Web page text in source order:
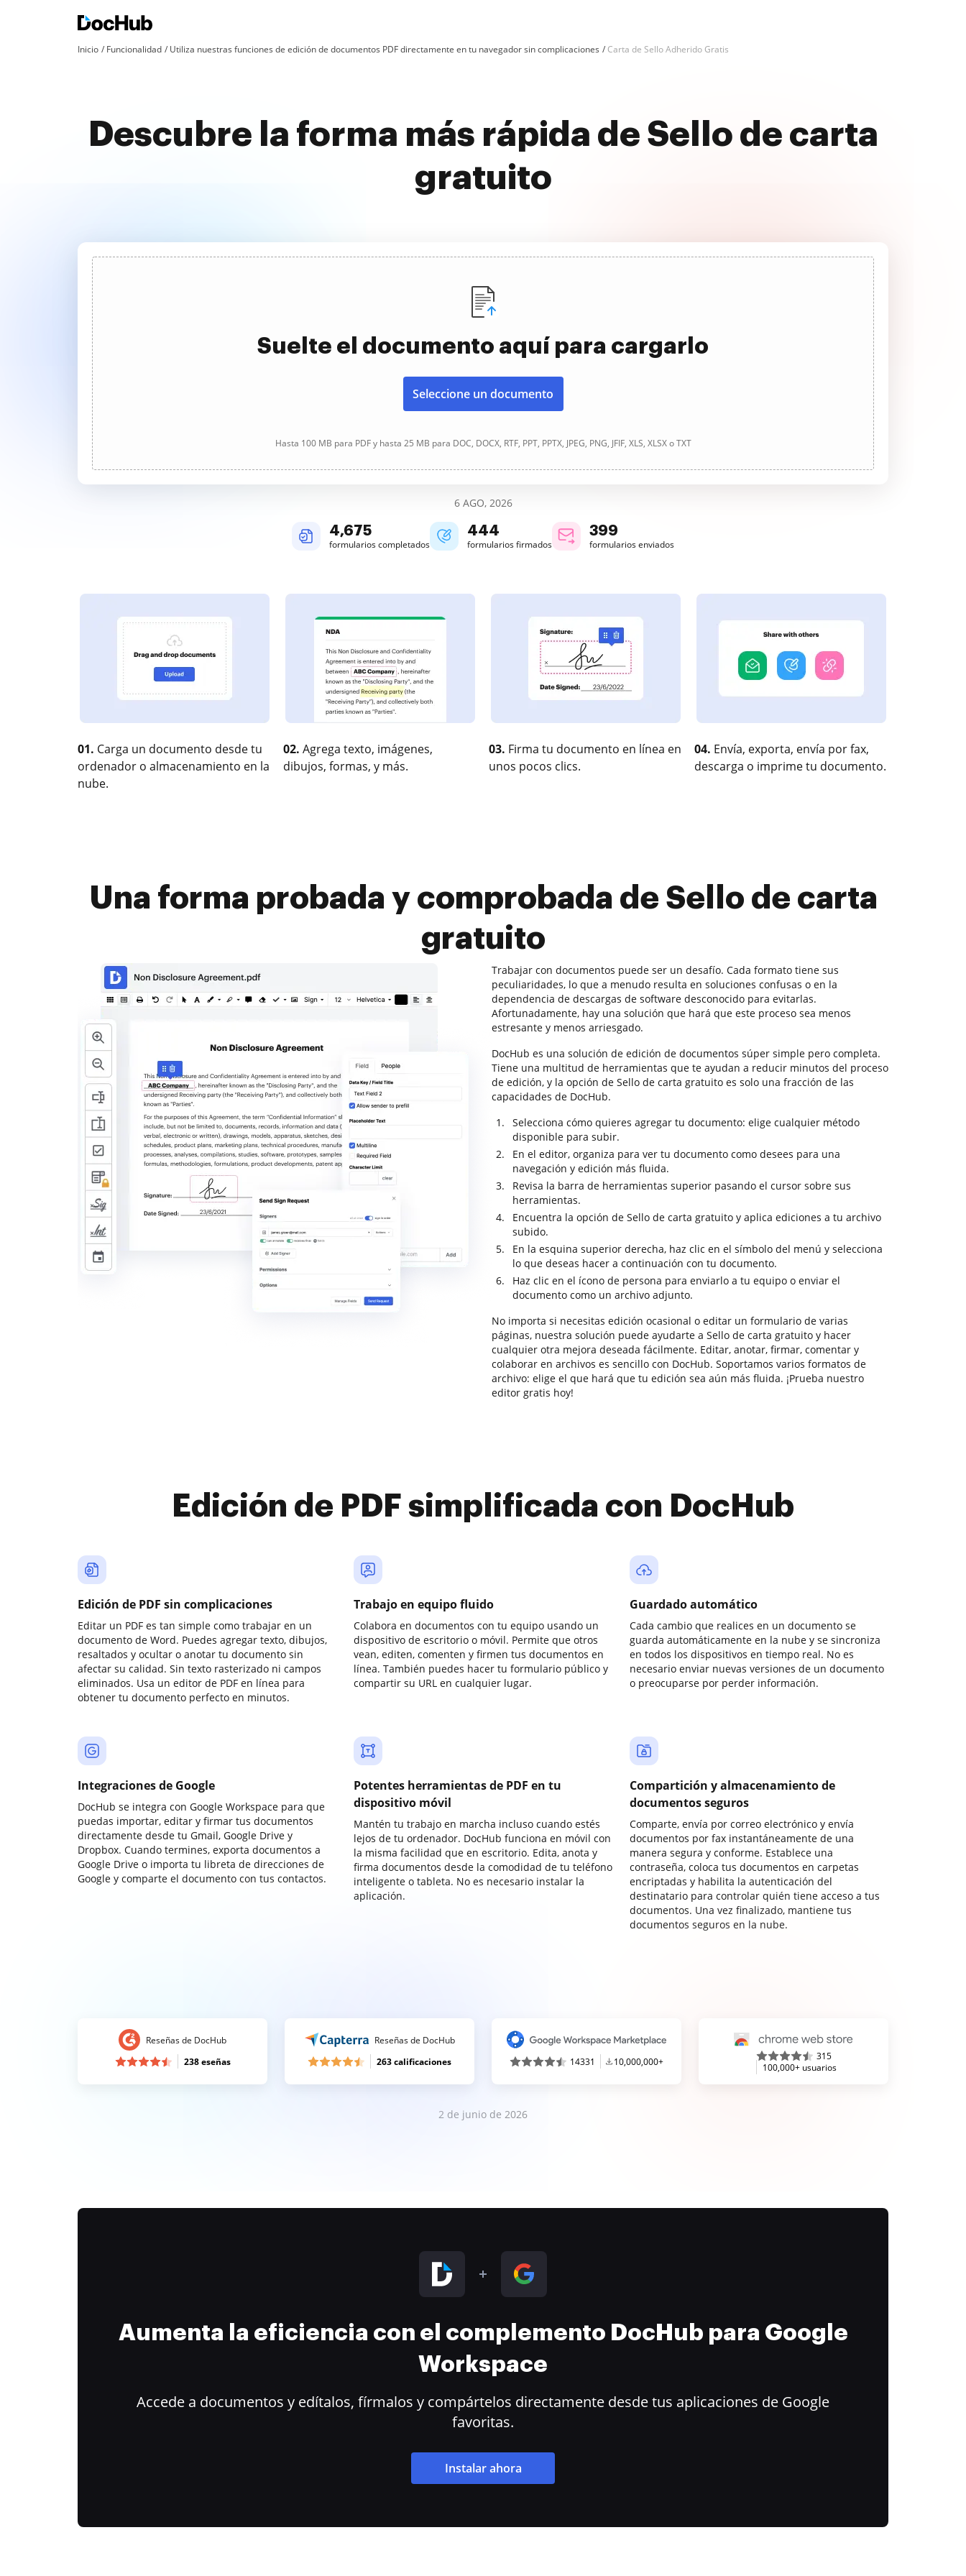
Inicio Funcionalidad Utiliza nuestras funciones de edición de documentos PDF directamente en tu navegador sin complicaciones Carta de Sello Adherido Gratis
Descubre la forma más rápida de Sello de carta
gratuito
Suelte el documento aquí para cargarlo
Seleccione un documento
Hasta 100 MB para PDF y hasta 25 MB para DOC, DOCX, RTF, PPT, PPTX, JPEG, PNG, JFIF, XLS, XLSX o TXT
6 AGO, 2026
4,676
formularios completados
444
formularios firmados
399
formularios enviados
01. Carga un documento desde tu
ordenador o almacenamiento en la
nube.
02. Agrega texto, imágenes,
dibujos, formas, y más.
03. Firma tu documento en línea en
unos pocos clics.
04. Envía, exporta, envía por fax,
descarga o imprime tu documento.
Una forma probada y comprobada de Sello de carta
gratuito
Trabajar con documentos puede ser un desafío. Cada formato tiene sus
peculiaridades, lo que a menudo resulta en soluciones confusas o en la
dependencia de descargas de software desconocido para evitarlas.
Afortunadamente, hay una solución que hará que este proceso sea menos
estresante y menos arriesgado.
DocHub es una solución de edición de documentos súper simple pero completa.
Tiene una multitud de herramientas que te ayudan a reducir minutos del proceso
de edición, y la opción de Sello de carta gratuito es solo una fracción de las
capacidades de DocHub.
Selecciona cómo quieres agregar tu documento: elige cualquier método
disponible para subir.
En el editor, organiza para ver tu documento como desees para una
navegación y edición más fluida.
Revisa la barra de herramientas superior pasando el cursor sobre sus
herramientas.
Encuentra la opción de Sello de carta gratuito y aplica ediciones a tu archivo
subido.
En la esquina superior derecha, haz clic en el símbolo del menú y selecciona
lo que deseas hacer a continuación con tu documento.
Haz clic en el ícono de persona para enviarlo a tu equipo o enviar el
documento como un archivo adjunto.
No importa si necesitas edición ocasional o editar un formulario de varias
páginas, nuestra solución puede ayudarte a Sello de carta gratuito y hacer
cualquier otra mejora deseada fácilmente. Editar, anotar, firmar, comentar y
colaborar en archivos es sencillo con DocHub. Soportamos varios formatos de
archivo: elige el que hará que tu edición sea aún más fluida. ¡Prueba nuestro
editor gratis hoy!
Edición de PDF simplificada con DocHub
Edición de PDF sin complicaciones
Editar un PDF es tan simple como trabajar en un
documento de Word. Puedes agregar texto, dibujos,
resaltados y ocultar o anotar tu documento sin
afectar su calidad. Sin texto rasterizado ni campos
eliminados. Usa un editor de PDF en línea para
obtener tu documento perfecto en minutos.
Trabajo en equipo fluido
Colabora en documentos con tu equipo usando un
dispositivo de escritorio o móvil. Permite que otros
vean, editen, comenten y firmen tus documentos en
línea. También puedes hacer tu formulario público y
compartir su URL en cualquier lugar.
Guardado automático
Cada cambio que realices en un documento se
guarda automáticamente en la nube y se sincroniza
en todos los dispositivos en tiempo real. No es
necesario enviar nuevas versiones de un documento
o preocuparse por perder información.
Integraciones de Google
DocHub se integra con Google Workspace para que
puedas importar, editar y firmar tus documentos
directamente desde tu Gmail, Google Drive y
Dropbox. Cuando termines, exporta documentos a
Google Drive o importa tu libreta de direcciones de
Google y comparte el documento con tus contactos.
Potentes herramientas de PDF en tu
dispositivo móvil
Mantén tu trabajo en marcha incluso cuando estés
lejos de tu ordenador. DocHub funciona en móvil con
la misma facilidad que en escritorio. Edita, anota y
firma documentos desde la comodidad de tu teléfono
inteligente o tableta. No es necesario instalar la
aplicación.
Compartición y almacenamiento de
documentos seguros
Comparte, envía por correo electrónico y envía
documentos por fax instantáneamente de una
manera segura y conforme. Establece una
contraseña, coloca tus documentos en carpetas
encriptadas y habilita la autenticación del
destinatario para controlar quién tiene acceso a tus
documentos. Una vez finalizado, mantiene tus
documentos seguros en la nube.
Reseñas de DocHub
238 eseñas
Reseñas de DocHub
263 calificaciones
14331 10,000,000+
315
100,000+ usuarios
2 de junio de 2026
Aumenta la eficiencia con el complemento DocHub para Google
Workspace
Accede a documentos y edítalos, fírmalos y compártelos directamente desde tus aplicaciones de Google
favoritas.
Instalar ahora